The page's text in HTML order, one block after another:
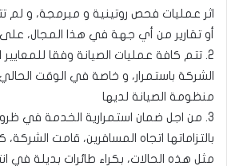
اثر عمليات فحص روتينية و مبرمجة، و لم
أو تقارير من أي جهة في هذا المجال،
2. تتم كافة عمليات الصيانة وفقا
الشركة باستمرار، و خاصة في الوقت
منظومة الصيانة لديها
3. من اجل ضمان استمرارية الخدمة في
بالتزاماتها اتجاه المسافرين، قامت
مثل هذه الحالات، بكراء طائرات بديلة في